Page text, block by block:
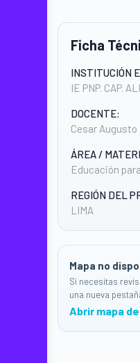
Ficha
INSTITUCIÓN
IE PNP. CAP.
DOCENTE:
Cesar
ÁREA /
Educación
REGIÓN DEL
LIMA
Mapa no
Si necesitas
una nueva
Abrir mapa de